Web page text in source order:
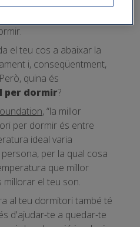
mecanisme
el teu cos a abaixar la
i, conseqüentment,
quina és
per dormir?
, “la millor
per dormir és entre
ideal varia
per la qual cosa
que millor
el teu son.
al teu dormitori també té
d'ajudar-te a quedar-te